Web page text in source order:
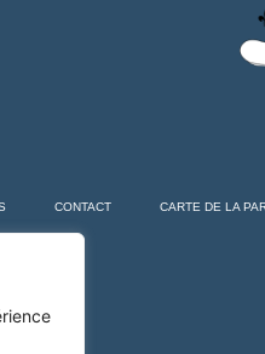
CONTACT CARTE DE LA